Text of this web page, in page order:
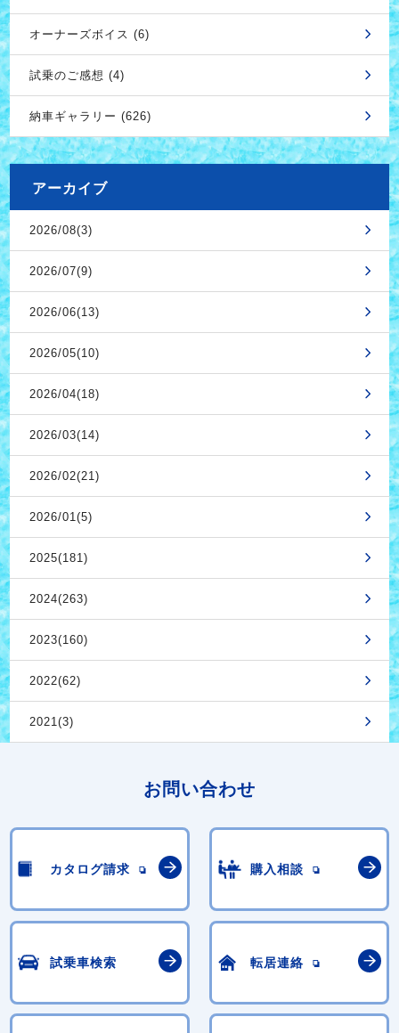
オーナーズボイス (6)
試乗のご感想 (4)
納車ギャラリー (626)
アーカイブ
2026/08(3)
2026/07(9)
2026/06(13)
2026/05(10)
2026/04(18)
2026/03(14)
2026/02(21)
2026/01(5)
2025(181)
2024(263)
2023(160)
2022(62)
2021(3)
お問い合わせ
カタログ請求 購入相談
試乗車検索 転居連絡